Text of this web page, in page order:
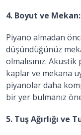
4. Boyut ve Mekan:
Piyano almadan
düşündüğünüz
olmalısınız.
kaplar ve mekana
piyanolar daha
bir yer bulmanız
5. Tuş Ağırlığı ve